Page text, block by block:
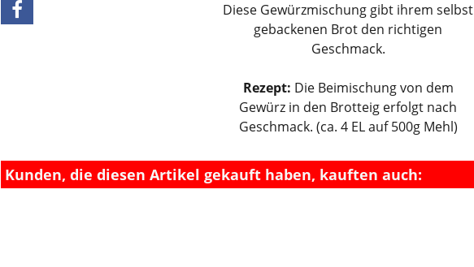
Diese Gewürzmischung gibt ihrem selbst
gebackenen Brot den richtigen
Geschmack.
Rezept: Die Beimischung von dem
Gewürz in den Brotteig erfolgt nach
Geschmack. (ca. 4 EL auf 500g Mehl)
Kunden, die diesen Artikel gekauft haben, kauften auch: